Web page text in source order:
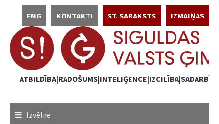
content
IZMAIŅAS
ST. SARAKSTS
KONTAKTI
ENG
Izvēlne